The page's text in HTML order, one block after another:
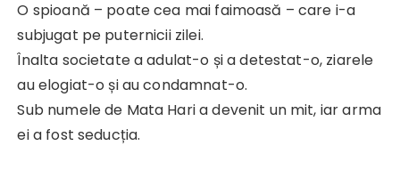
O spioană – poate cea mai faimoasă – care i-a
subjugat pe puternicii zilei.
Înalta societate a adulat-o și a detestat-o, ziarele
au elogiat-o și au condamnat-o.
Sub numele de Mata Hari a devenit un mit, iar arma
ei a fost seducția.